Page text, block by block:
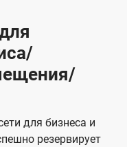
для бизнеса и
резервирует